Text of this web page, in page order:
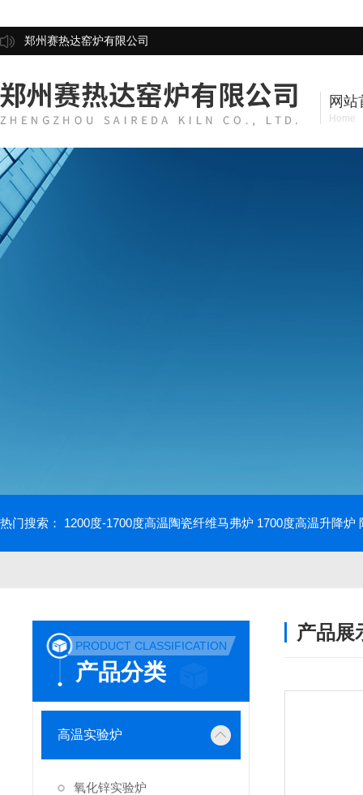
郑州赛热达窑炉有限公司
网站
Home
热门搜索： 1200度-1700度高温陶瓷纤维马弗炉 1700度高温升降炉
PRODUCT CLASSIFICATION
产品分类
高温实验炉
氧化锌实验炉
产品展